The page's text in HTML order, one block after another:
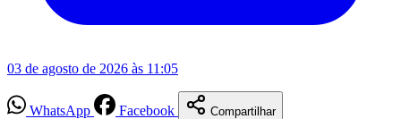
03 de agosto de 2026 às 11:05
WhatsApp Facebook Compartilhar